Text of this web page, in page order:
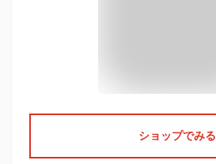
ショップでみる